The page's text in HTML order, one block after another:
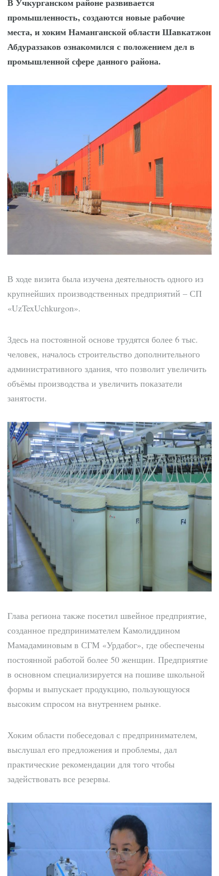
Язык возможностей:
открылся новый
учебный центр
промышленность, создаются новые рабочие
места, и хоким Наманганской области Шавкатжон
Абдураззаков ознакомился с положением дел в
промышленной сфере данного района.
В ходе визита была изучена деятельность одного из
крупнейших производственных предприятий – СП
«UzTexUchkurgon».
Здесь на постоянной основе трудятся более 6 тыс.
человек, началось строительство дополнительного
административного здания, что позволит увеличить
объёмы производства и увеличить показатели
занятости.
Глава региона также посетил швейное предприятие,
созданное предпринимателем Камолиддином
Мамадаминовым в СГМ «Урдабог», где обеспечены
постоянной работой более 50 женщин. Предприятие
в основном специализируется на пошиве школьной
формы и выпускает продукцию, пользующуюся
высоким спросом на внутреннем рынке.
Хоким области побеседовал с предпринимателем,
выслушал его предложения и проблемы, дал
практические рекомендации для того чтобы
задействовать все резервы.